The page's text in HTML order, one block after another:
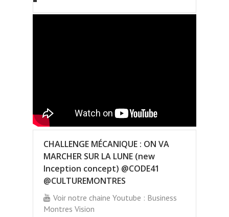
CHALLENGE MÉCANIQUE : ON VA
MARCHER SUR LA LUNE (new
Inception concept) @CODE41
@CULTUREMONTRES
Voir notre chaine Youtube : Business
Montres Vision